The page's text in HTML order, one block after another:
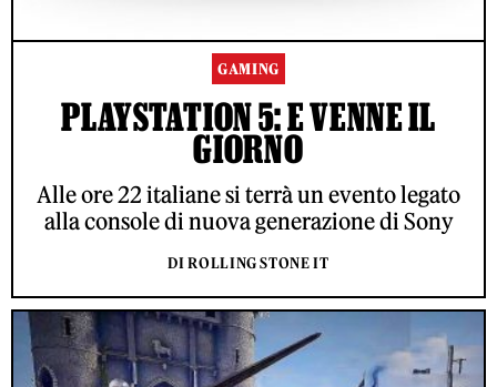
GAMING
PLAYSTATION 5: E VENNE IL
GIORNO
Alle ore 22 italiane si terrà un evento legato
alla console di nuova generazione di Sony
DI ROLLING STONE IT